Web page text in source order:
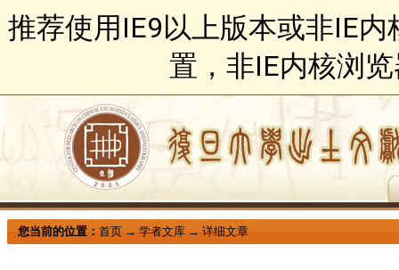
推荐使用IE9以上版本或非IE
置，非IE内核浏
您当前的位置： 首页→ 学者文库→ 详细文章